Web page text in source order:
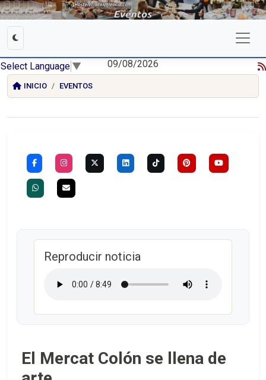
Select Language ▼ 09/08/2026
INICIO EVENTOS
Reproducir noticia
El Mercat Colón se llena de